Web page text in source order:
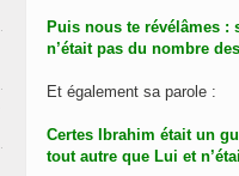
Puis nous te révélâmes
n’était pas du nombre
Et également sa parole :
Certes Ibrahim était un
tout autre que Lui et